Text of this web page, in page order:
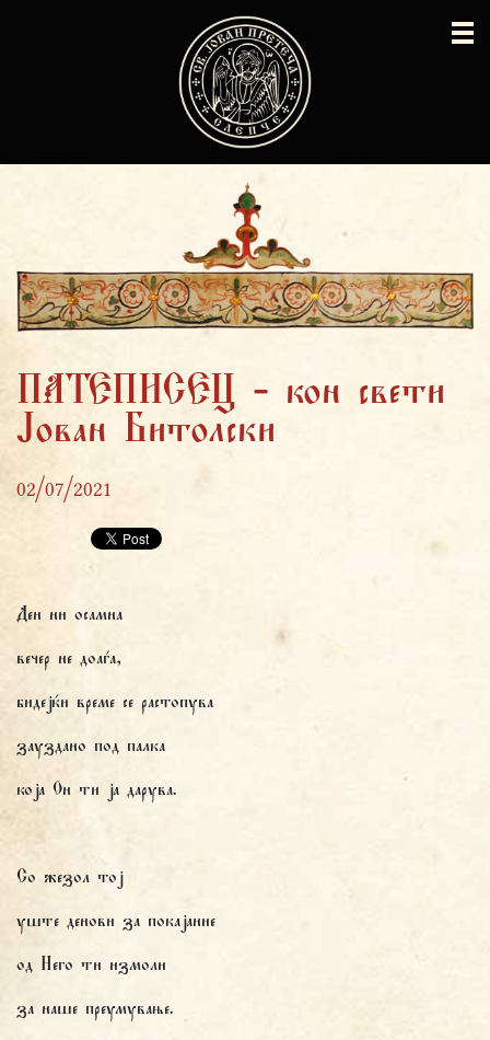
ПАТЕПИСЕЦ - кон свети
Јован Битолски
02/07/2021
Ден ни осамна
вечер не доаѓа,
бидејќи време се растопува
зауздано под палка
која Он ти ја дарува.
Со жезол тој
уште денови за покајание
од Него ти измоли
за наше преумување.